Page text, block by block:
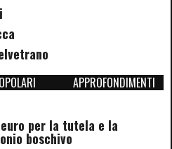
APPROFONDIMENTI
per la tutela e la
boschivo